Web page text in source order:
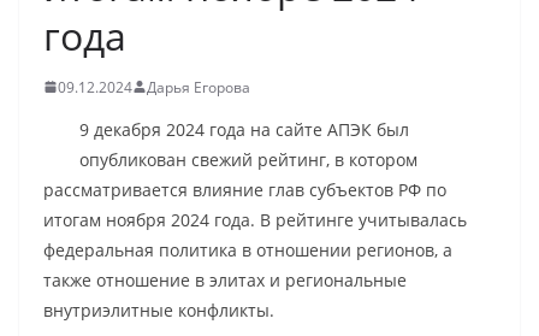
года
09.12.2024 Дарья Егорова
9 декабря 2024 года на сайте АПЭК был
опубликован свежий рейтинг, в котором
рассматривается влияние глав субъектов РФ по
итогам ноября 2024 года. В рейтинге учитывалась
федеральная политика в отношении регионов, а
также отношение в элитах и региональные
внутриэлитные конфликты.